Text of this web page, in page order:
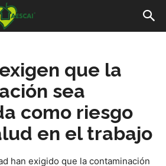
que la
sea
como riesgo
en el trabajo
han exigido que la contaminación